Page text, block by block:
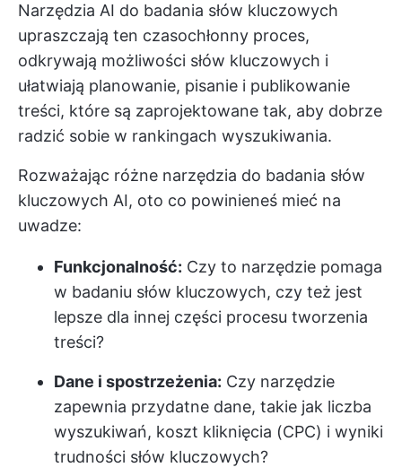
Narzędzia AI do badania słów kluczowych
upraszczają ten czasochłonny proces,
odkrywają możliwości słów kluczowych i
ułatwiają planowanie, pisanie i publikowanie
treści, które są zaprojektowane tak, aby dobrze
radzić sobie w rankingach wyszukiwania.
Rozważając różne narzędzia do badania słów
kluczowych AI, oto co powinieneś mieć na
uwadze:
Funkcjonalność: Czy to narzędzie pomaga
w badaniu słów kluczowych, czy też jest
lepsze dla innej części procesu tworzenia
treści?
Dane i spostrzeżenia: Czy narzędzie
zapewnia przydatne dane, takie jak liczba
wyszukiwań, koszt kliknięcia (CPC) i wyniki
trudności słów kluczowych?